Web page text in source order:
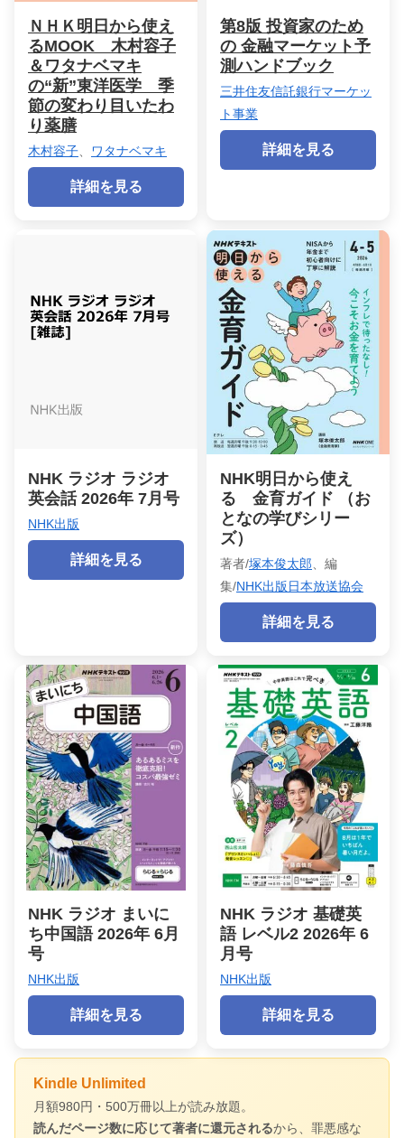
ＮＨＫ明日から使え
るMOOK 木村容子
＆ワタナベマキ
の“新”東洋医学 季
節の変わり目いたわ
り薬膳
木村容子 ワタナベマキ
詳細を見る
第8版 投資家のため
の 金融マーケット予
測ハンドブック
三井住友信託銀行マーケッ
ト事業
詳細を見る
NHK ラジオ ラジオ
英会話 2026年 7月号
NHK出版
詳細を見る
NHK明日から使え
る 金育ガイド （お
となの学びシリー
ズ）
著者/塚本俊太郎 、編
集/NHK出版日本放送協会
詳細を見る
NHK ラジオ まいに
ち中国語 2026年 6月
号
NHK出版
詳細を見る
NHK ラジオ 基礎英
語 レベル2 2026年 6
月号
NHK出版
詳細を見る
Kindle Unlimited
月額980円・500万冊以上が読み放題。
読んだページ数に応じて著者に還元されるから、罪悪感な